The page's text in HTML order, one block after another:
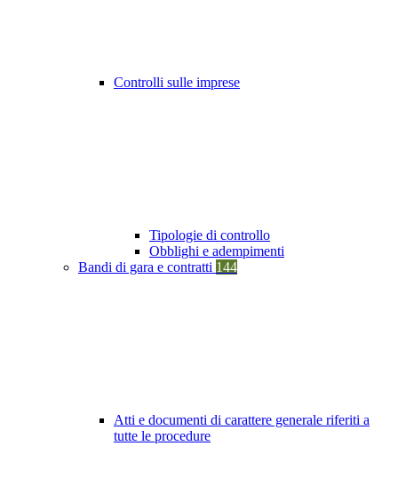
Controlli sulle imprese
Tipologie di controllo
Obblighi e adempimenti
Bandi di gara e contratti 144
Atti e documenti di carattere generale riferiti a
tutte le procedure